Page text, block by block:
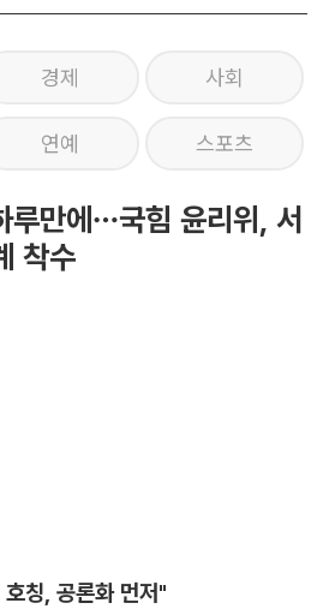
경제 사회
연예 스포츠
만에…국힘 윤리위, 서
착수
칭, 공론화 먼저"